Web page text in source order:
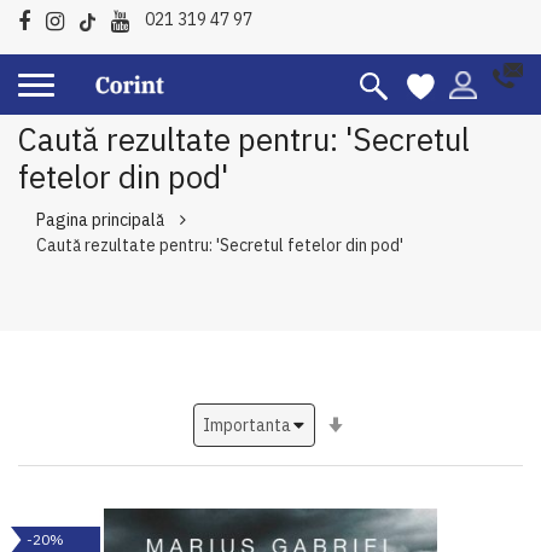
021 319 47 97
Caută rezultate pentru: 'Secretul
fetelor din pod'
Pagina principală
Caută rezultate pentru: 'Secretul fetelor din pod'
-20%